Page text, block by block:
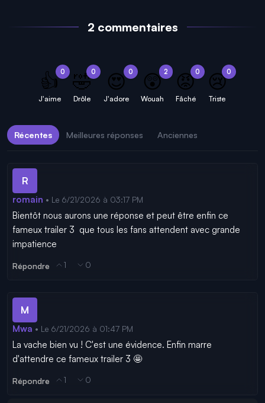
2 commentaires
0
👍
J'aime
0
🤣
Drôle
0
😍
J'adore
2
😲
Wouah
0
😡
Fâché
0
😢
Triste
Récentes Meilleures réponses Anciennes
R
romain • Le 6/21/2026 à 03:17 PM
Bientôt nous aurons une réponse et peut être enfin ce
fameux trailer 3  que tous les fans attendent avec grande
impatience
Répondre 1 0
M
Mwa • Le 6/21/2026 à 01:47 PM
La vache bien vu ! C'est une évidence. Enfin marre
d'attendre ce fameux trailer 3 🤩
Répondre 1 0